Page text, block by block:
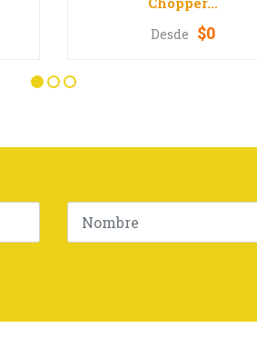
VER OPCIONES
Desde $0